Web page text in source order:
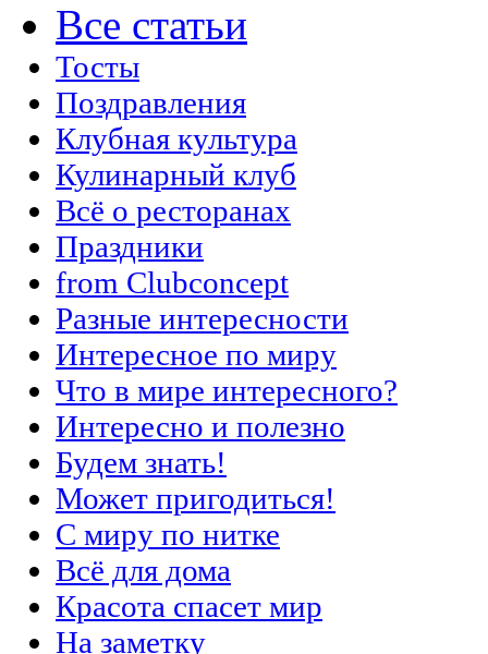
Все статьи
Тосты
Поздравления
Клубная культура
Кулинарный клуб
Всё о ресторанах
Праздники
from Clubconcept
Разные интересности
Интересное по миру
Что в мире интересного?
Интересно и полезно
Будем знать!
Может пригодиться!
С миру по нитке
Всё для дома
Красота спасет мир
На заметку